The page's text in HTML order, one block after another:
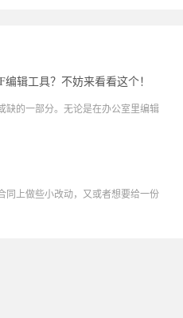
辑工具？不妨来看看这个！
缺的一部分。无论是在办公室里编辑
同上做些小改动，又或者想要给一份